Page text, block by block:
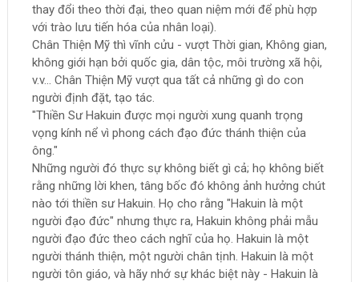
thay đổi theo thời đại, theo quan niệm mới để phù hợp
với trào lưu tiến hóa của nhân loại).
Chân Thiện Mỹ thì vĩnh cửu - vượt Thời gian, Không gian,
không giới hạn bởi quốc gia, dân tộc, môi trường xã hội,
v.v... Chân Thiện Mỹ vượt qua tất cả những gì do con
người định đặt, tạo tác.
"Thiền Sư Hakuin được mọi người xung quanh trọng
vọng kính nể vì phong cách đạo đức thánh thiện của
ông."
Những người đó thực sự không biết gì cả; họ không biết
rằng những lời khen, tâng bốc đó không ảnh hưởng chút
nào tới thiền sư Hakuin. Họ cho rằng "Hakuin là một
người đạo đức" nhưng thực ra, Hakuin không phải mẫu
người đạo đức theo cách nghĩ của họ. Hakuin là một
người thánh thiện, một người chân tịnh. Hakuin là một
người tôn giáo, và hãy nhớ sự khác biệt này - Hakuin là